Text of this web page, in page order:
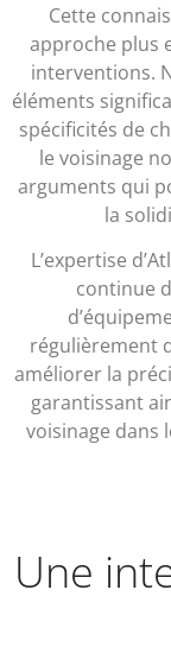
Cette
approche plus
interventions.
éléments
spécificités de
le voisinage
arguments qui
la
L’expertise
continue
régulièrement
améliorer la
garantissant
voisinage dans
Une